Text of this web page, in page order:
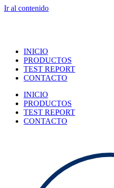
Ir al contenido
INICIO
PRODUCTOS
TEST REPORT
CONTACTO
INICIO
PRODUCTOS
TEST REPORT
CONTACTO